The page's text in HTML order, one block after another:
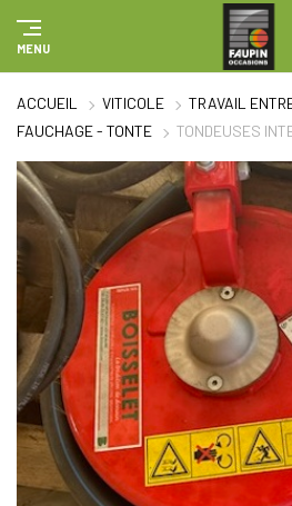
MENU
ACCUEIL VITICOLE
TRAVAIL
FAUCHAGE - TONTE
TONDEUSES
Panneau de gestion des cookies